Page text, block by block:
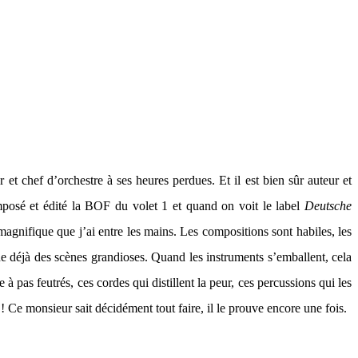
chef d’orchestre à ses heures perdues. Et il est bien sûr auteur et
et édité la BOF du volet 1 et quand on voit le label Deutsche
que j’ai entre les mains. Les compositions sont habiles, les
des scènes grandioses. Quand les instruments s’emballent, cela
à pas feutrés, ces cordes qui distillent la peur, ces percussions qui les
Ce monsieur sait décidément tout faire, il le prouve encore une fois.